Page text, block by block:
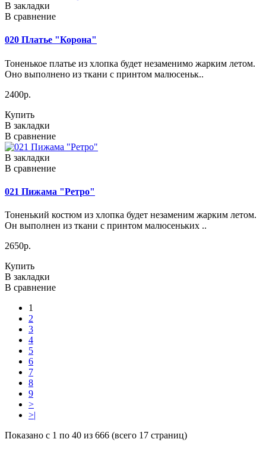
В закладки
В сравнение
020 Платье "Корона"
Тоненькое платье из хлопка будет незаменимо жарким летом.
Оно выполнено из ткани с принтом малюсеньк..
2400р.
Купить
В закладки
В сравнение
В закладки
В сравнение
021 Пижама "Ретро"
Тоненький костюм из хлопка будет незаменим жарким летом.
Он выполнен из ткани с принтом малюсеньких ..
2650р.
Купить
В закладки
В сравнение
1
2
3
4
5
6
7
8
9
>
>|
Показано с 1 по 40 из 666 (всего 17 страниц)